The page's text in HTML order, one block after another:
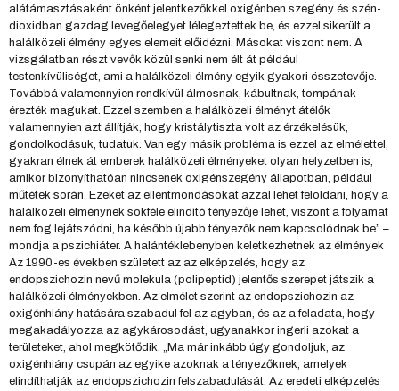
alátámasztásaként önként jelentkezőkkel oxigénben szegény és szén-
dioxidban gazdag levegőelegyet lélegeztettek be, és ezzel sikerült a
halálközeli élmény egyes elemeit előidézni. Másokat viszont nem. A
vizsgálatban részt vevők közül senki nem élt át például
testenkívüliséget, ami a halálközeli élmény egyik gyakori összetevője.
Továbbá valamennyien rendkívül álmosnak, kábultnak, tompának
érezték magukat. Ezzel szemben a halálközeli élményt átélők
valamennyien azt állítják, hogy kristálytiszta volt az érzékelésük,
gondolkodásuk, tudatuk. Van egy másik probléma is ezzel az elmélettel,
gyakran élnek át emberek halálközeli élményeket olyan helyzetben is,
amikor bizonyíthatóan nincsenek oxigénszegény állapotban, például
műtétek során. Ezeket az ellentmondásokat azzal lehet feloldani, hogy a
halálközeli élménynek sokféle elindító tényezője lehet, viszont a folyamat
nem fog lejátszódni, ha később újabb tényezők nem kapcsolódnak be” –
mondja a pszichiáter. A halántéklebenyben keletkezhetnek az élmények
Az 1990-es években született az az elképzelés, hogy az
endopszichozin nevű molekula (polipeptid) jelentős szerepet játszik a
halálközeli élményekben. Az elmélet szerint az endopszichozin az
oxigénhiány hatására szabadul fel az agyban, és az a feladata, hogy
megakadályozza az agykárosodást, ugyanakkor ingerli azokat a
területeket, ahol megkötődik. „Ma már inkább úgy gondoljuk, az
oxigénhiány csupán az egyike azoknak a tényezőknek, amelyek
elindíthatják az endopszichozin felszabadulását. Az eredeti elképzelés